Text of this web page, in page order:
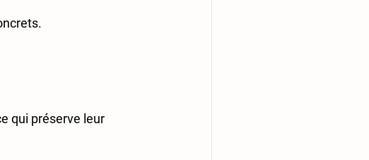
qui préserve leur